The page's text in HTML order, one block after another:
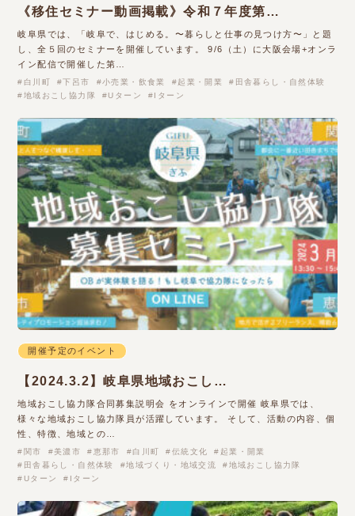
《移住セミナー動画掲載》令和７年度第…
岐阜県では、「岐阜で、はじめる。〜暮らしと仕事の見つけ方〜」と題
し、全５回のセミナーを開催しています。 9/6（土）に大阪会場+オンラ
イン配信で開催した第…
白川町 下呂市 小売業・飲食業 起業・開業
田舎暮らし・自然体験
地域おこし協力隊
Uターン Iターン
開催予定のイベント
【2024.3.2】岐阜県地域おこし…
地域おこし協力隊合同募集説明会 をオンラインで開催 岐阜県では、
様々な地域おこし協力隊員が活躍しています。 そして、活動の内容、個
性、特徴、地域との…
関市 美濃市 恵那市 白川町 伝統文化
起業・開業
田舎暮らし・自然体験
地域づくり・地域交流
地域おこし協力隊
Uターン
Iターン